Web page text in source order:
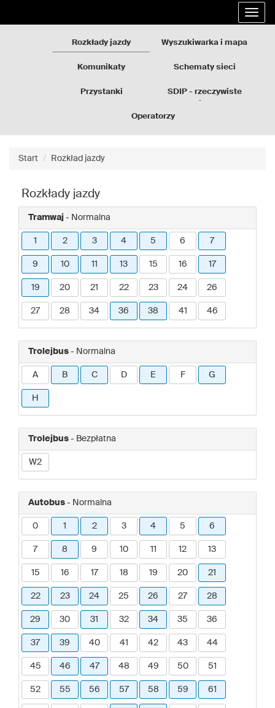
Rozkłady jazdy Wyszukiwarka i mapa
Komunikaty Schematy sieci
Przystanki
SDIP - rzeczywiste
Operatorzy
Start Rozkład jazdy
Rozkłady jazdy
Tramwaj - Normalna
1 2 3 4 5 6 7
9 10 11 13 15 16 17
19 20 21 22 23 24 26
27 28 34 36 38 41 46
Trolejbus - Normalna
A B C D E F G
H
Trolejbus - Bezpłatna
W2
Autobus - Normalna
0 1 2 3 4 5 6
7 8 9 10 11 12 13
15 16 17 18 19 20 21
22 23 24 25 26 27 28
29 30 31 32 34 35 36
37 39 40 41 42 43 44
45 46 47 48 49 50 51
52 55 56 57 58 59 61